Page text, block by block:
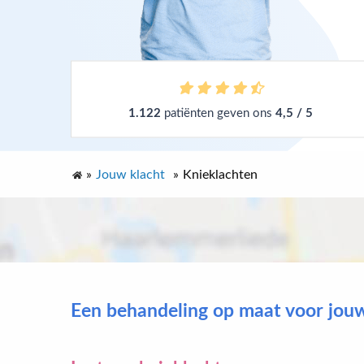
1.122 patiënten geven ons4,5 / 5
» Jouw klacht » Knieklachten
Een behandeling op maat voor